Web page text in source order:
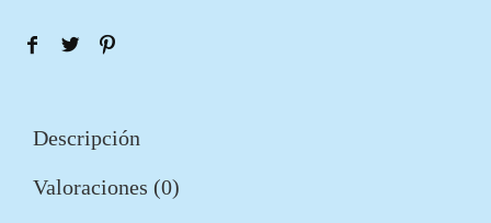
Descripción
Valoraciones (0)